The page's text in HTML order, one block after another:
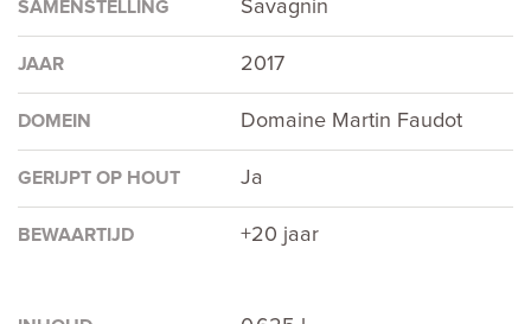
SAMENSTELLING Savagnin
JAAR 2017
DOMEIN Domaine Martin Faudot
GERIJPT OP HOUT Ja
BEWAARTIJD +20 jaar